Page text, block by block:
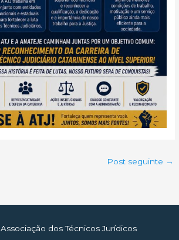
Post seguinte →
Associação dos Técnicos Jurídicos